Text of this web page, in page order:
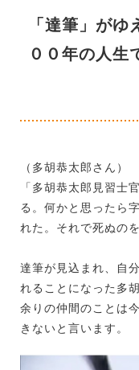
「達筆」が
００年の人生
（多胡恭太郎さん）
「多胡恭太郎見習士
る。何かと思ったら
れた。それで死ぬの
達筆が見込まれ、自
れることになった多
余りの仲間のことは
きないと言います。